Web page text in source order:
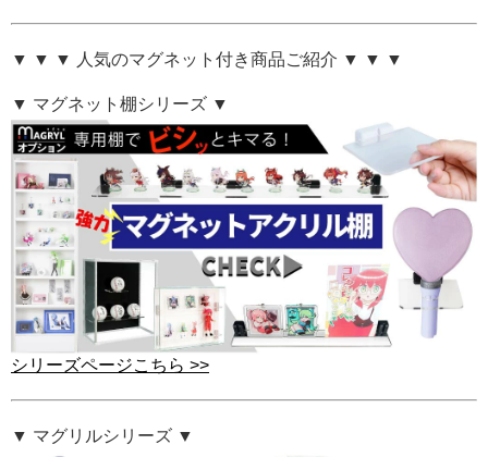
▼ ▼ ▼ 人気のマグネット付き商品ご紹介 ▼ ▼ ▼
▼ マグネット棚シリーズ ▼
シリーズページこちら >>
▼ マグリルシリーズ ▼